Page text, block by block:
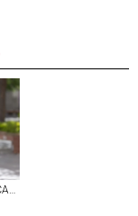
ALMA HILDA MEDINA CALIFICA COMO 'LEY CENSURA' Y 'GRAN TRAMPA' LA INICIATIVA DE DERECHO DE AUDIENCIAS